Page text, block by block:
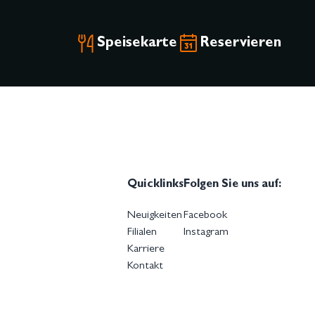
Speisekarte Reservieren
Quicklinks
Neuigkeiten
Filialen
Karriere
Kontakt
Folgen Sie uns auf:
Facebook
Instagram